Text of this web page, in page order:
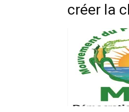
créer la